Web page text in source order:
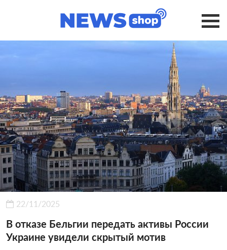
22/11/2025
В отказе Бельгии передать активы России
Украине увидели скрытый мотив